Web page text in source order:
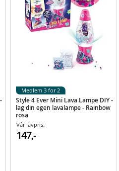
Style 4 Ever Mini Lava Lampe DIY -
lag din egen lavalampe - Rainbow
rosa
Vår lavpris:
147,-
Medlem 3 for 2